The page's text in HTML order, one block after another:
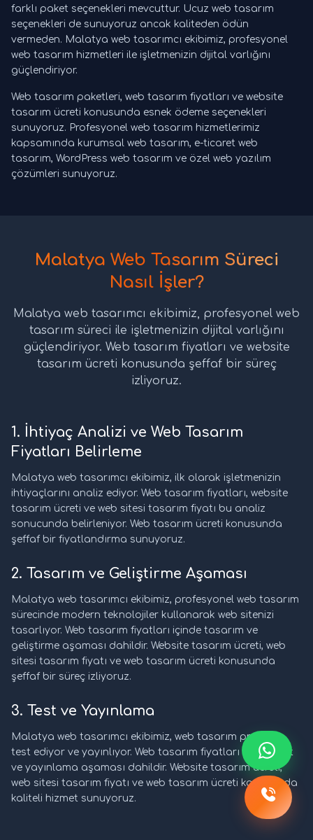
farklı paket seçenekleri mevcuttur. Ucuz web tasarım
seçenekleri de sunuyoruz ancak kaliteden ödün
vermeden. Malatya web tasarımcı ekibimiz, profesyonel
web tasarım hizmetleri ile işletmenizin dijital varlığını
güçlendiriyor.
Web tasarım paketleri, web tasarım fiyatları ve website
tasarım ücreti konusunda esnek ödeme seçenekleri
sunuyoruz. Profesyonel web tasarım hizmetlerimiz
kapsamında kurumsal web tasarım, e-ticaret web
tasarım, WordPress web tasarım ve özel web yazılım
çözümleri sunuyoruz.
Malatya Web Tasarım Süreci
Nasıl İşler?
Malatya web tasarımcı ekibimiz, profesyonel web
tasarım süreci ile işletmenizin dijital varlığını
güçlendiriyor. Web tasarım fiyatları ve website
tasarım ücreti konusunda şeffaf bir süreç
izliyoruz.
1. İhtiyaç Analizi ve Web Tasarım
Fiyatları Belirleme
Malatya web tasarımcı ekibimiz, ilk olarak işletmenizin
ihtiyaçlarını analiz ediyor. Web tasarım fiyatları, website
tasarım ücreti ve web sitesi tasarım fiyatı bu analiz
sonucunda belirleniyor. Web tasarım ücreti konusunda
şeffaf bir fiyatlandırma sunuyoruz.
2. Tasarım ve Geliştirme Aşaması
Malatya web tasarımcı ekibimiz, profesyonel web tasarım
sürecinde modern teknolojiler kullanarak web sitenizi
tasarlıyor. Web tasarım fiyatları içinde tasarım ve
geliştirme aşaması dahildir. Website tasarım ücreti, web
sitesi tasarım fiyatı ve web tasarım ücreti konusunda
şeffaf bir süreç izliyoruz.
3. Test ve Yayınlama
Malatya web tasarımcı ekibimiz, web tasarım projesini
test ediyor ve yayınlıyor. Web tasarım fiyatları içinde test
ve yayınlama aşaması dahildir. Website tasarım ücreti,
web sitesi tasarım fiyatı ve web tasarım ücreti konusunda
kaliteli hizmet sunuyoruz.